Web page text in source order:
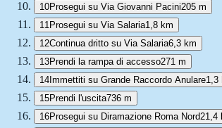
10Prosegui su Via Giovanni Pacini205 m
11 Prosegui su Via Salaria1,8 km
12Continua dritto su Via Salaria6,3 km
13Prendi la rampa di accesso271 m
14Immettiti su Grande Raccordo Anulare1,3
15Prendi l'uscita736 m
16Prosegui su Diramazione Roma Nord21,4